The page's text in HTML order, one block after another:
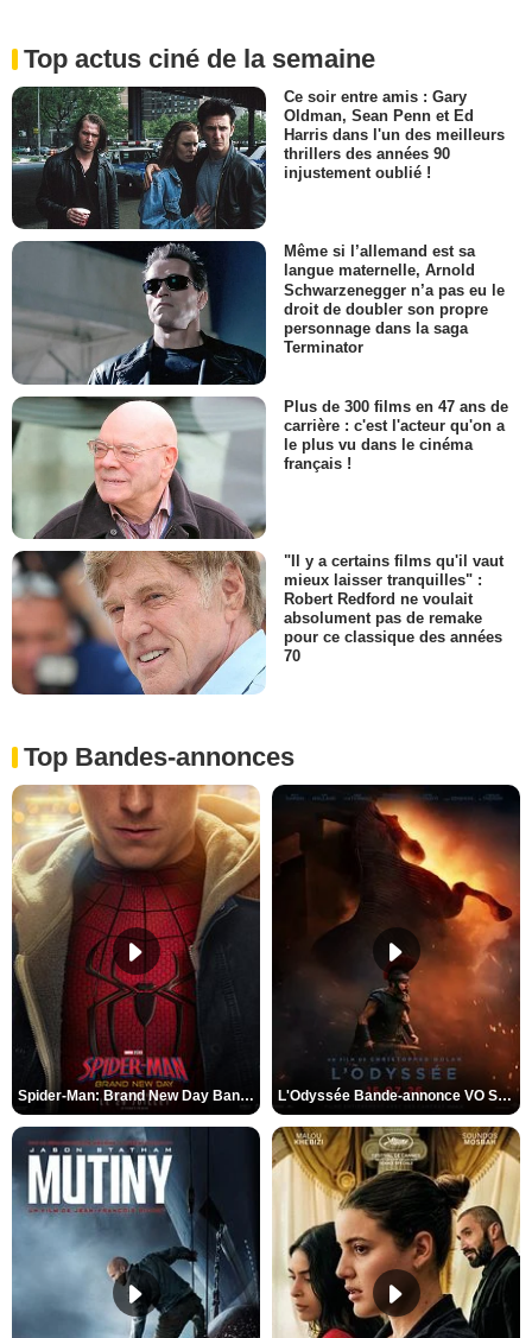
Top actus ciné de la semaine
Ce soir entre amis : Gary
Oldman, Sean Penn et Ed
Harris dans l'un des meilleurs
thrillers des années 90
injustement oublié !
Même si l’allemand est sa
langue maternelle, Arnold
Schwarzenegger n’a pas eu le
droit de doubler son propre
personnage dans la saga
Terminator
Plus de 300 films en 47 ans de
carrière : c'est l'acteur qu'on a
le plus vu dans le cinéma
français !
"Il y a certains films qu'il vaut
mieux laisser tranquilles" :
Robert Redford ne voulait
absolument pas de remake
pour ce classique des années
70
Top Bandes-annonces
Spider-Man: Brand New Day Bande-annonce VO STFR L'Odyssée Bande-annonce VO STFR